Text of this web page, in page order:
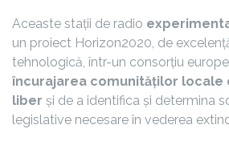
Aceaste stații de radio
un proiect Horizon2020, de
tehnologică, într-un consorțiu
încurajarea comunităților locale
liber și de a identifica și determina
legislative necesare în vederea